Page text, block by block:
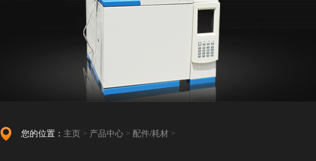
您的位置： 主页 > 产品中心 > 配件/耗材 >